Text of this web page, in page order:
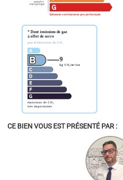
CE BIEN VOUS EST PRÉSENTÉ PAR :